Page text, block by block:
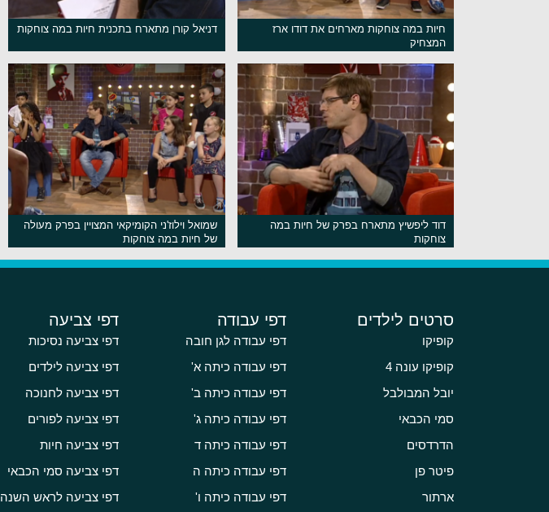
חיות במה צוחקות מארחים את דודו ארז
המצחיק
דניאל קורן מתארח בתכנית חיות במה צוחקות
דוד ליפשיץ מתארח בפרק של חיות במה
צוחקות
שמואל וילוז'ני הקומיקאי המצויין בפרק מעולה
של חיות במה צוחקות
סרטים לילדים
קופיקו
קופיקו עונה 4
יובל המבולבל
סמי הכבאי
הדרדסים
פיטר פן
ארתור
דפי עבודה
דפי עבודה לגן חובה
דפי עבודה כיתה א'
דפי עבודה כיתה ב'
דפי עבודה כיתה ג'
דפי עבודה כיתה ד
דפי עבודה כיתה ה
דפי עבודה כיתה ו'
דפי צביעה
דפי צביעה נסיכות
דפי צביעה לילדים
דפי צביעה לחנוכה
דפי צביעה לפורים
דפי צביעה חיות
דפי צביעה סמי הכבאי
דפי צביעה לראש השנה